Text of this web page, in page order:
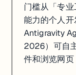
门槛从「专
能力的个人
Antigravity
2026）可自
件和浏览网页